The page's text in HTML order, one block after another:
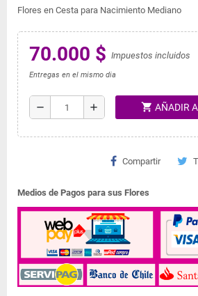
Flores en Cesta para Nacimiento Mediano
70.000 $ Impuestos incluidos
Entregas en el mismo dia
remove add shopping_cart AÑADIR
Compartir
Medios de Pagos para sus Flores